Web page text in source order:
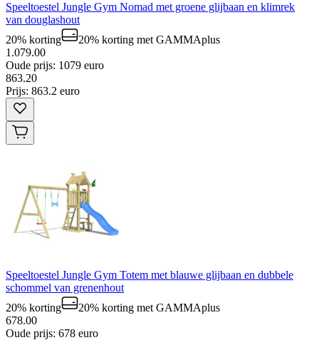
Speeltoestel Jungle Gym Nomad met groene glijbaan en klimrek
van douglashout
20% korting
20% korting met GAMMAplus
1.079.00
Oude prijs: 1079 euro
863.20
Prijs: 863.2 euro
Speeltoestel Jungle Gym Totem met blauwe glijbaan en dubbele
schommel van grenenhout
20% korting
20% korting met GAMMAplus
678.00
Oude prijs: 678 euro